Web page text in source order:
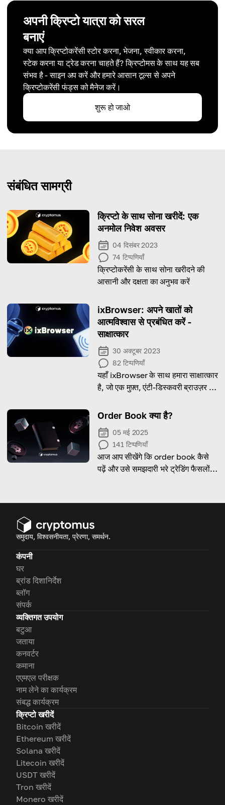
अपनी क्रिप्टो यात्रा को सरल
बनाएं
क्या आप क्रिप्टोकरेंसी स्टोर करना, भेजना, स्वीकार करना,
स्टेक करना या ट्रेड करना चाहते हैं? क्रिप्टोमस के साथ यह सब
संभव है - साइन अप करें और हमारे आसान टूल्स से अपने
क्रिप्टोकरेंसी फंड्स को मैनेज करें।
शुरू हो जाओ
संबंधित सामग्री
क्रिप्टो के साथ सोना खरीदें: एक
अनमोल निवेश अवसर
04 दिसंबर 2023
74 टिप्पणियाँ
क्रिप्टोकरेंसी के साथ सोना खरीदने की
आसानी और दक्षता का अनुभव करें
ixBrowser: अपने खातों को
आत्मविश्वास से प्रबंधित करें -
साक्षात्कार
30 अक्टूबर 2023
82 टिप्पणियाँ
यहाँ ixBrowser के साथ हमारा साक्षात्कार
है, जो एक मुफ़्त, एंटी-डिस्कवरी ब्राउज़र है
करने के लिए डिज़ाइन किया गया है!
Order Book क्या है?
05 मई 2025
141 टिप्पणियाँ
आज आप सीखेंगे कि order book कैसे
पढ़ें और उसे समझदारी भरे ट्रेडिंग फैसलों में
समुदाय, विश्वसनीयता, प्रेरणा, समर्थन.
कंपनी
घर
ब्रांड दिशानिर्देश
ब्लॉग
संपर्क
व्यक्तिगत उपयोग
बटुआ
जताया
कनवर्टर
कमाना
एएमएल परीक्षक
नाम लेने का कार्यक्रम
संबद्ध कार्यक्रम
क्रिप्टो खरीदें
Bitcoin खरीदें
Ethereum खरीदें
Solana खरीदें
Litecoin खरीदें
USDT खरीदें
Tron खरीदें
Monero खरीदें